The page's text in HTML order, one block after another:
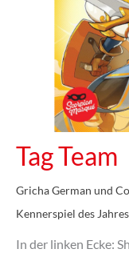
Tag Team
Gricha German und
Kennerspiel des
In der linken Ecke: